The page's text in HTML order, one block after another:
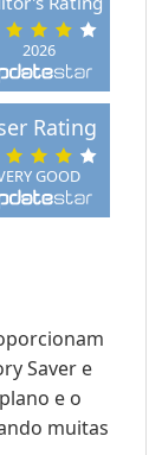
2026
GOOD
Rating
Saver e
e o
muitas